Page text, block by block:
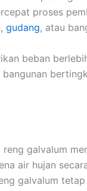
proses
gudang, atau
beban
galvalum
air hujan
galvalum